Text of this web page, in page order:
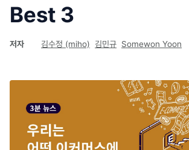
Best 3
저자 김수정 (miho) 김민규 Somewon Yoon